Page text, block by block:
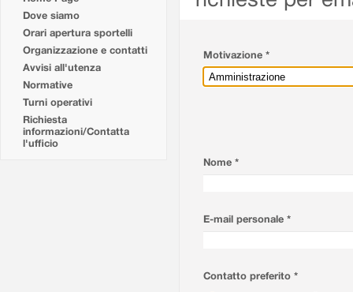
Dove siamo
Orari apertura sportelli
Organizzazione e contatti
Avvisi all'utenza
Normative
Turni operativi
Richiesta
informazioni/Contatta
l'ufficio
Motivazione *
Nome *
E-mail personale *
Contatto preferito *